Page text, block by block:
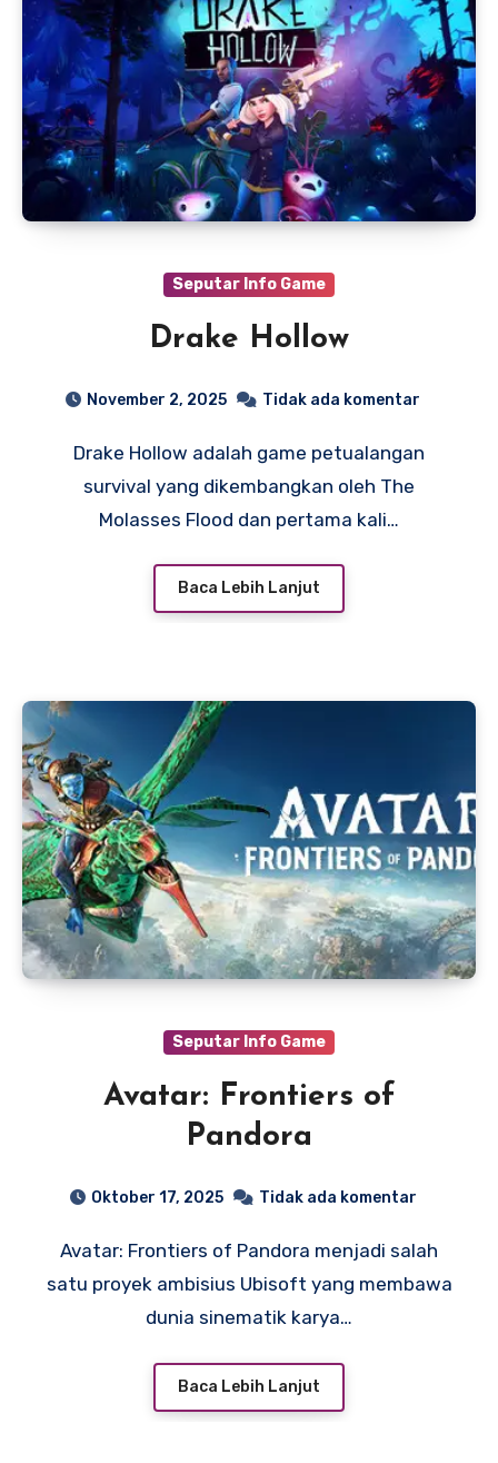
Seputar Info Game
Drake Hollow
November 2, 2025 Tidak ada komentar
Drake Hollow adalah game petualangan
survival yang dikembangkan oleh The
Molasses Flood dan pertama kali…
Baca Lebih Lanjut
Seputar Info Game
Avatar: Frontiers of
Pandora
Oktober 17, 2025 Tidak ada komentar
Avatar: Frontiers of Pandora menjadi salah
satu proyek ambisius Ubisoft yang membawa
dunia sinematik karya…
Baca Lebih Lanjut